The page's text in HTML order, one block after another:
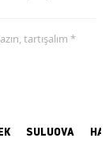
tartışalım *
SULUOVA